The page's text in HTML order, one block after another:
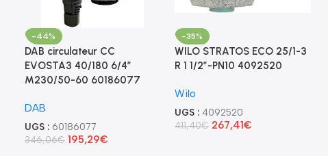
-44%
DAB circulateur CC
EVOSTA3 40/180 6/4″
M230/50-60 60186077
DAB
UGS : 60186077
346,06€ 195,29€
-35%
WILO STRATOS ECO 25/1-3
R 1 1/2″-PN10 4092520
Wilo
UGS : 4092520
411,40€ 267,41€